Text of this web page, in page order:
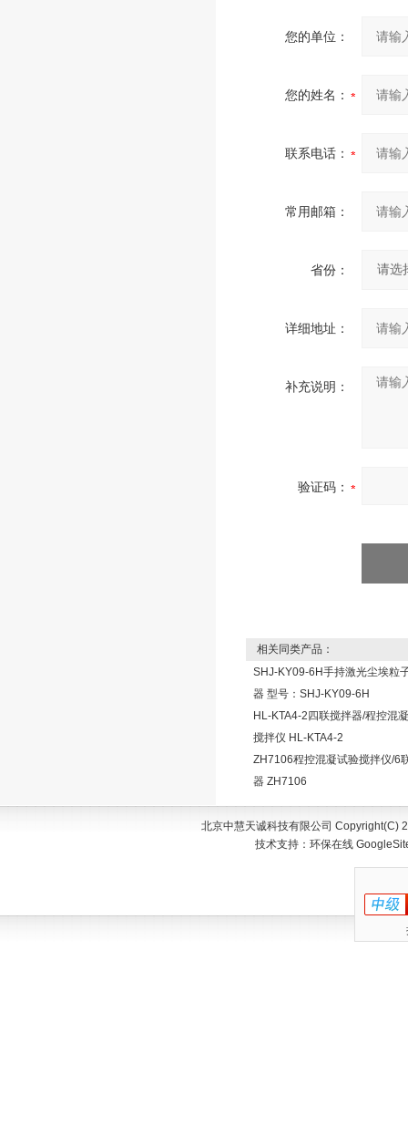
您的单位：
您的姓名：
联系电话：
常用邮箱：
省份：
详细地址：
补充说明：
验证码：
相关同类产品：
SHJ-KY09-6H手持激光尘埃粒
器 型号：SHJ-KY09-6H
HL-KTA4-2四联搅拌器/程控混
搅拌仪 HL-KTA4-2
ZH7106程控混凝试验搅拌仪/6
器 ZH7106
北京中慧天诚科技有限公司
技术支持： 环保在线